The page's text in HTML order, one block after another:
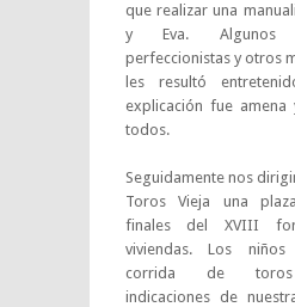
que realizar una
y Eva. Algunos
perfeccionistas y otros
les resultó
explicación fue amena
todos.
Seguidamente nos
Toros Vieja una
finales del XVIII
viviendas. Los
corrida de toros
indicaciones de